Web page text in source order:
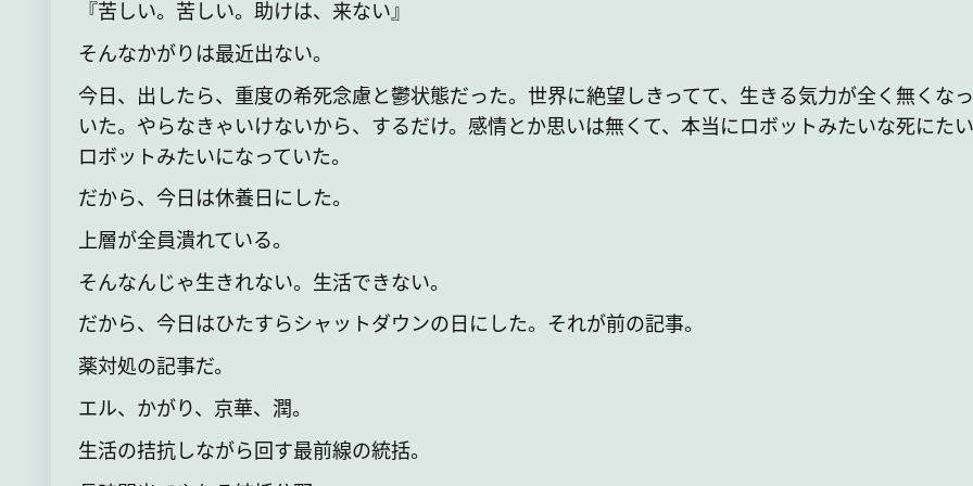
『苦しい。苦しい。助けは、来ない』
そんなかがりは最近出ない。
今日、出したら、重度の希死念慮と鬱状態だった。世界に絶望しきってて、生きる気力が全く無くな
いた。やらなきゃいけないから、するだけ。感情とか思いは無くて、本当にロボットみたいな死にたい
ロボットみたいになっていた。
だから、今日は休養日にした。
上層が全員潰れている。
そんなんじゃ生きれない。生活できない。
だから、今日はひたすらシャットダウンの日にした。それが前の記事。
薬対処の記事だ。
エル、かがり、京華、潤。
生活の拮抗しながら回す最前線の統括。